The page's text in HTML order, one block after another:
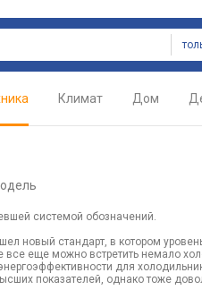
Климат Дом
системой обозначений.
новый стандарт, в котором
еще можно встретить немало
для
показателей, однако тоже